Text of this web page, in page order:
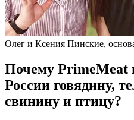
Олег и Ксения Пинские,
Почему PrimeMeat
России говядину,
свинину и птицу?